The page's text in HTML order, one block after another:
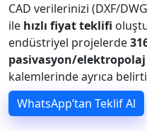
CAD verilerinizi (DXF/
ile hızlı fiyat teklifi
endüstriyel projelerde
pasivasyon/elektropolaj
kalemlerinde ayrıca
WhatsApp’tan Teklif Al